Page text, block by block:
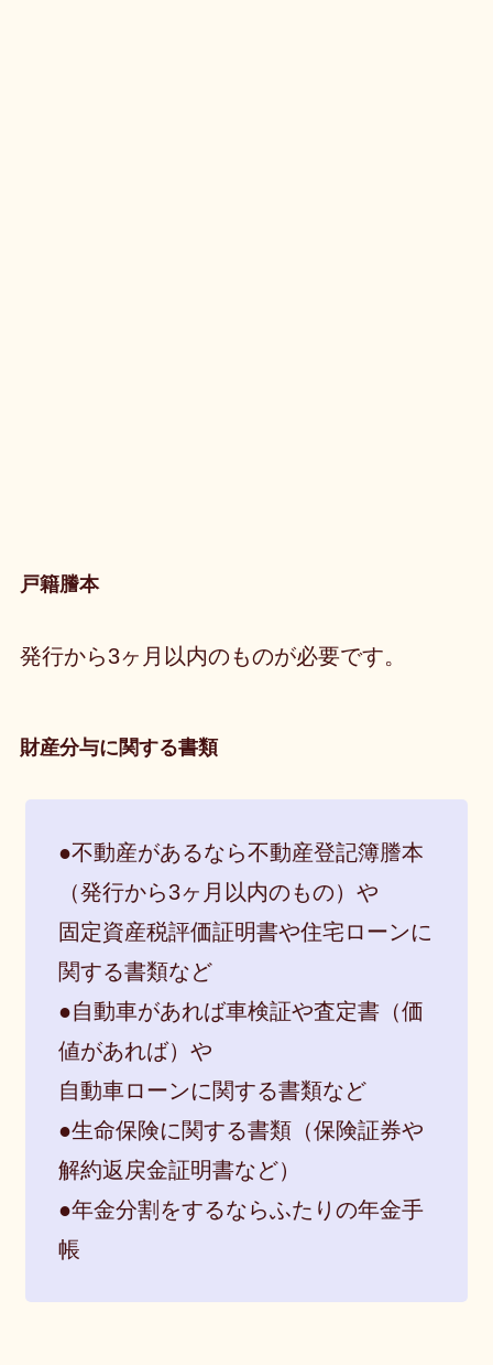
戸籍謄本
発行から3ヶ月以内のものが必要です。
財産分与に関する書類
●不動産があるなら不動産登記簿謄本
（発行から3ヶ月以内のもの）や
固定資産税評価証明書や住宅ローンに
関する書類など
●自動車があれば車検証や査定書（価
値があれば）や
自動車ローンに関する書類など
●生命保険に関する書類（保険証券や
解約返戻金証明書など）
●年金分割をするならふたりの年金手
帳